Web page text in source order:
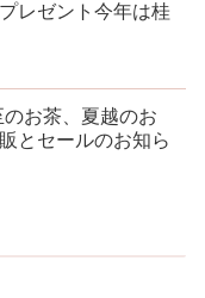
レゼント今年は桂
のお茶、夏越のお
とセールのお知ら